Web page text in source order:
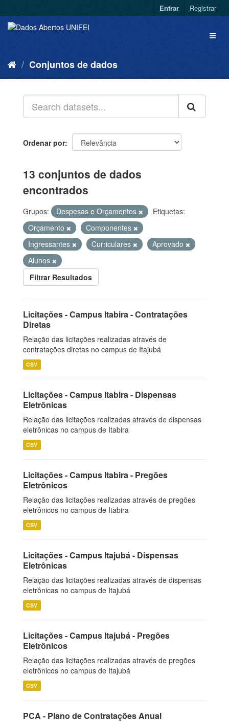
Entrar Registrar
Conjuntos de dados
Ordenar por
13 conjuntos de dados
encontrados
Grupos: Despesas e Orçamentos
Etiquetas:
Orçamento
Componentes
Ingressantes
Curriculares
Aprovado
Alunos
Filtrar Resultados
Licitações - Campus Itabira - Contratações
Diretas
Relação das licitações realizadas através de
contratações diretas no campus de Itajubá
CSV
Licitações - Campus Itabira - Dispensas
Eletrônicas
Relação das licitações realizadas através de dispensas
eletrônicas no campus de Itabira
CSV
Licitações - Campus Itabira - Pregões
Eletrônicos
Relação das licitações realizadas através de pregões
eletrônicos no campus de Itabira
CSV
Licitações - Campus Itajubá - Dispensas
Eletrônicas
Relação das licitações realizadas através de dispensas
eletrônicas no campus de Itajubá
CSV
Licitações - Campus Itajubá - Pregões
Eletrônicos
Relação das licitações realizadas através de pregões
eletrônicos no campus de Itajubá
CSV
PCA - Plano de Contratações Anual